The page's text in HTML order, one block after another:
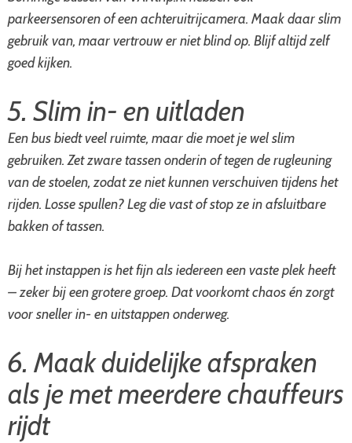
parkeersensoren of een achteruitrijcamera. Maak daar slim
gebruik van, maar vertrouw er niet blind op. Blijf altijd zelf
goed kijken.
5. Slim in- en uitladen
Een bus biedt veel ruimte, maar die moet je wel slim
gebruiken. Zet zware tassen onderin of tegen de rugleuning
van de stoelen, zodat ze niet kunnen verschuiven tijdens het
rijden. Losse spullen? Leg die vast of stop ze in afsluitbare
bakken of tassen.
Bij het instappen is het fijn als iedereen een vaste plek heeft
– zeker bij een grotere groep. Dat voorkomt chaos én zorgt
voor sneller in- en uitstappen onderweg.
6. Maak duidelijke afspraken
als je met meerdere chauffeurs
rijdt